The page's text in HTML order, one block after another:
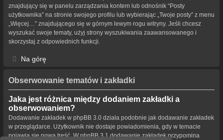
znajdujący się w panelu zarządzania kontem lub odnośnik “Posty
użytkownika” na stronie swojego profilu lub wybierając „Twoje posty” z menu
„Więcej…” znajdującego się w górnym lewym rogu witryny. Jeśli chcesz
wyszukać swoje tematy, użyj strony wyszukiwania zaawansowanego i
skorzystaj z odpowiednich funkcji.
Na górę
Obserwowanie tematów i zakładki
Jaka jest różnica między dodaniem zakładki a
obserwowaniem?
Dodawanie zakładek w phpBB 3.0 działa podobnie jak dodawanie zakładek
w przeglądarce. Użytkownik nie dostaje powiadomienia, gdy w temacie
pojawia się nowa treść. W phpBB 3.1 dodawanie zakładek przypomina